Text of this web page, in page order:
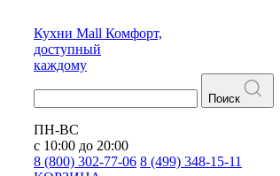
Кухни Mall Комфорт,
доступный
каждому
Поиск
ПН-ВС
с 10:00 до 20:00
8 (800) 302-77-06 8 (499) 348-15-11